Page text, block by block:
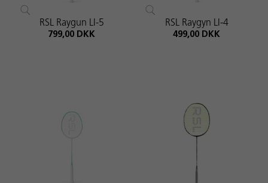
RSL Raygun LI-5
799,00 DKK
RSL Raygyn LI-4
499,00 DKK